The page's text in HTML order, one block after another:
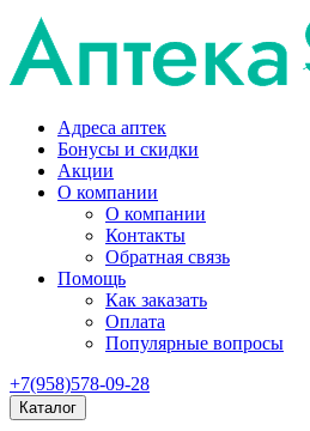
Адреса аптек
Бонусы и скидки
Акции
О компании
О компании
Контакты
Обратная связь
Помощь
Как заказать
Оплата
Популярные вопросы
+7(958)578-09-28
Каталог